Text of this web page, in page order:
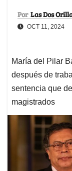
Por Las Dos
OCT 11, 2024
María del Pilar
después de
sentencia que
magistrados